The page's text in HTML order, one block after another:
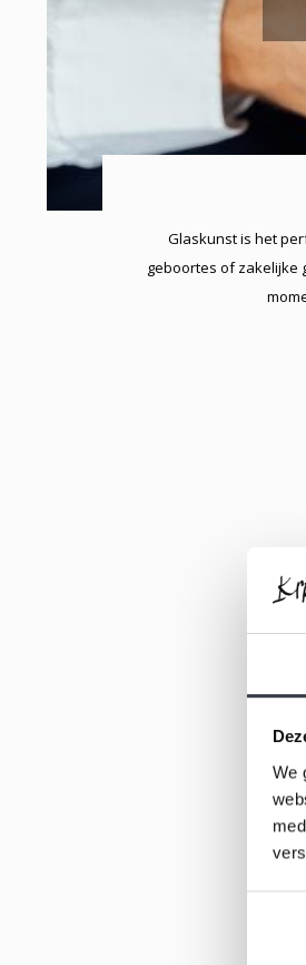
We
Glaskunst is het
geboortes of zakelijke